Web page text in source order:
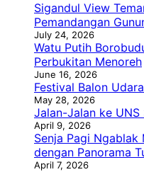
Sigandul View
Pemandangan
July 24, 2026
Watu Putih
Perbukitan Menoreh
June 16, 2026
Festival Balon
May 28, 2026
Jalan-Jalan ke UNS
April 9, 2026
Senja Pagi Ngablak
dengan Panorama
April 7, 2026